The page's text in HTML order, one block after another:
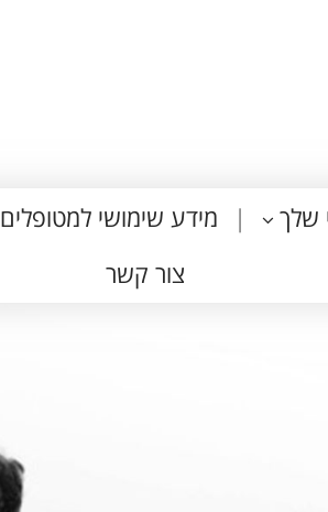
שלך מידע שימושי למטופלים
צור קשר